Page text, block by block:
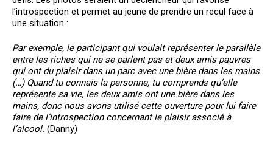
l’introspection et permet au jeune de prendre un recul face à
une situation :
Par exemple, le participant qui voulait représenter le parallèle
entre les riches qui ne se parlent pas et deux amis pauvres
qui ont du plaisir dans un parc avec une bière dans les mains
(…) Quand tu connais la personne, tu comprends qu’elle
représente sa vie, les deux amis ont une bière dans les
mains, donc nous avons utilisé cette ouverture pour lui faire
faire de l’introspection concernant le plaisir associé à
l’alcool. (Danny)